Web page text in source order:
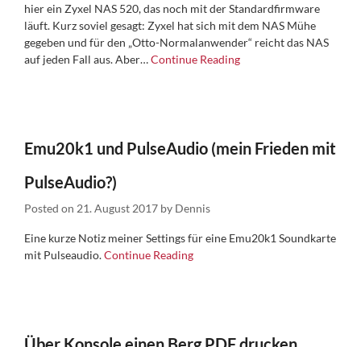
hier ein Zyxel NAS 520, das noch mit der Standardfirmware
läuft. Kurz soviel gesagt: Zyxel hat sich mit dem NAS Mühe
gegeben und für den „Otto-Normalanwender“ reicht das NAS
auf jeden Fall aus. Aber…Continue Reading
Emu20k1 und PulseAudio (mein Frieden mit
PulseAudio?)
Posted on 21. August 2017 by Dennis
Eine kurze Notiz meiner Settings für eine Emu20k1 Soundkarte
mit Pulseaudio.Continue Reading